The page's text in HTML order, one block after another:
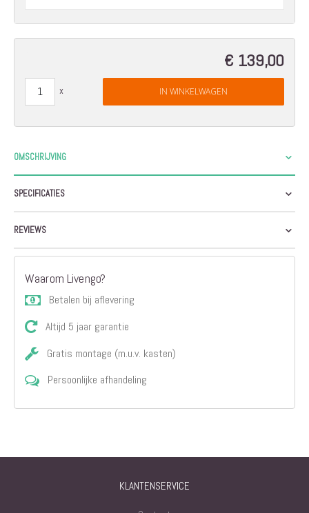
€ 139,00
IN WINKELWAGEN
OMSCHRIJVING
SPECIFICATIES
REVIEWS
Waarom Livengo?
Betalen bij aflevering
Altijd 5 jaar garantie
Gratis montage (m.u.v. kasten)
Persoonlijke afhandeling
KLANTENSERVICE